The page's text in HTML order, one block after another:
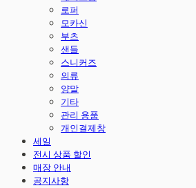
로퍼
모카신
부츠
샌들
스니커즈
의류
양말
기타
관리 용품
개인결제창
세일
전시 상품 할인
매장 안내
공지사항